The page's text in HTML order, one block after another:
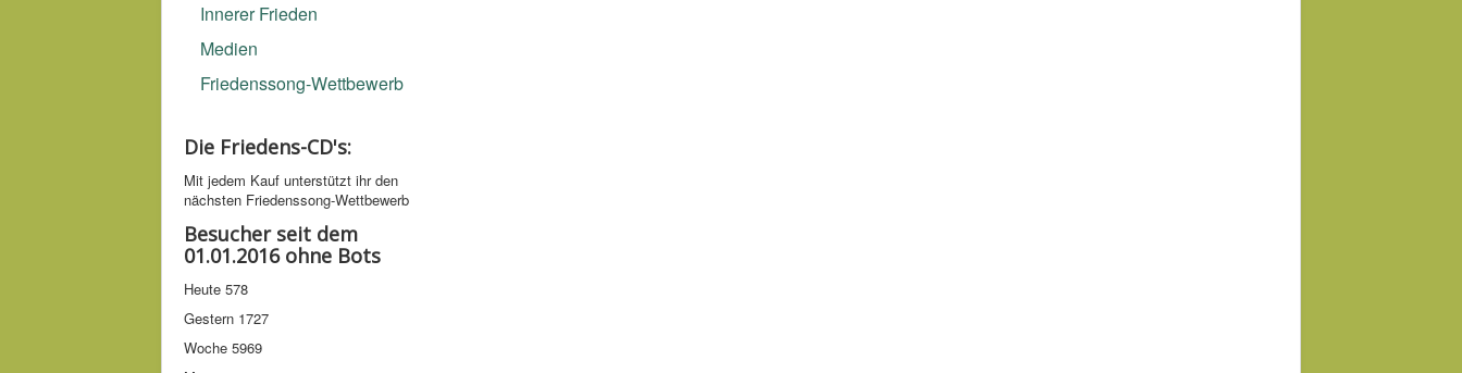
Innerer Frieden
Medien
Friedenssong-Wettbewerb
Die Friedens-CD's:
Mit jedem Kauf unter­stützt ihr den
nächsten Friedens­song-­Wettbe­werb
Besucher seit dem
01.01.2016 ohne Bots
Heute 578
Gestern 1727
Woche 5969